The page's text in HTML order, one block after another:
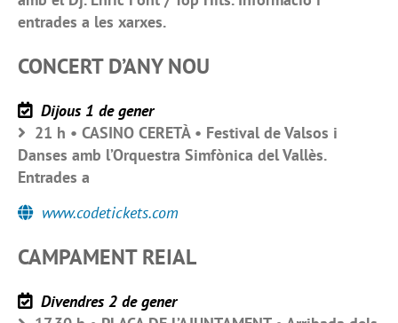
entrades a les xarxes.
CONCERT D’ANY NOU
Dijous 1 de gener
21 h • CASINO CERETÀ • Festival de Valsos i
Danses amb l’Orquestra Simfònica del Vallès.
Entrades a
www.codetickets.com
CAMPAMENT REIAL
Divendres 2 de gener